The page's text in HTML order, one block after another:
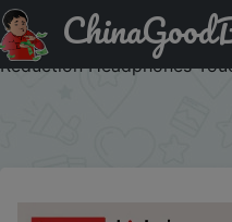
Придбати 2023 New
Earphones Wireless
Reduction Headphones